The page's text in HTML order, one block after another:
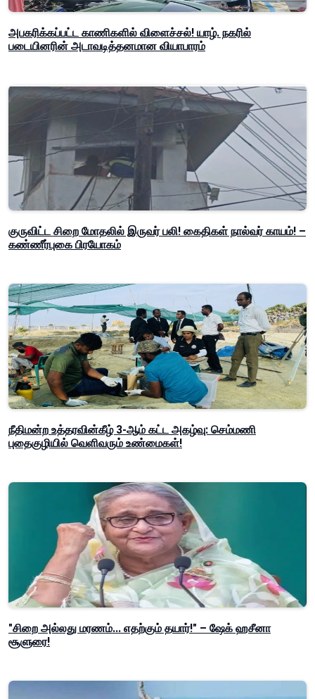
அபகரிக்கப்பட்ட காணிகளில் விளைச்சல்! யாழ். நகரில்
படையினரின் அடாவடித்தனமான வியாபாரம்
குருவிட்ட சிறை மோதலில் இருவர் பலி! கைதிகள் நால்வர் காயம்! –
கண்ணீர்புகை பிரயோகம்
நீதிமன்ற உத்தரவின்கீழ் 3-ஆம் கட்ட அகழ்வு: செம்மணி
புதைகுழியில் வெளிவரும் உண்மைகள்!
"சிறை அல்லது மரணம்... எதற்கும் தயார்!" – ஷேக் ஹசீனா
சூளுரை!